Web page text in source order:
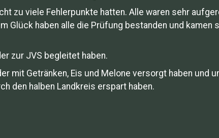
zu viele Fehlerpunkte hatten. Alle waren sehr
Glück haben alle die Prüfung bestanden und kamen
zur JVS begleitet haben.
mit Getränken, Eis und Melone versorgt haben und
den halben Landkreis erspart haben.